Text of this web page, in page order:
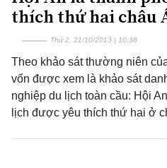
thích thứ hai châu
Thứ 2, 21/10/2013 | 10:38
Theo khảo sát thường niên
vốn được xem là khảo sát
nghiệp du lịch toàn cầu: Hội
lịch được yêu thích thứ hai ở